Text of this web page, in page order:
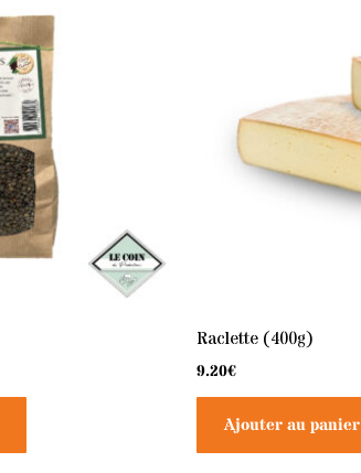
Raclette (400g)
9.20€
Ajouter au panier